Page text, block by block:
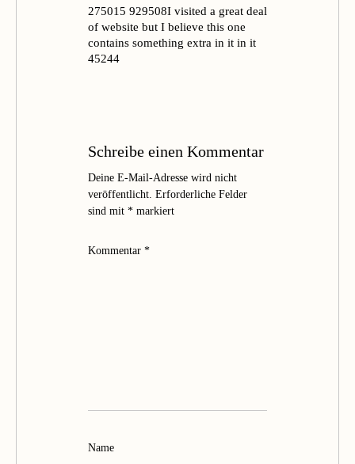
275015 929508I visited a great deal
of website but I believe this one
contains something extra in it in it
45244
Schreibe einen Kommentar
Deine E-Mail-Adresse wird nicht
veröffentlicht. Erforderliche Felder
sind mit * markiert
Kommentar *
Name